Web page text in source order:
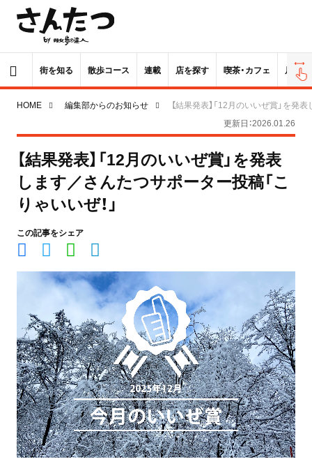
街を知る 散歩コース 連載 店を探す 喫茶・カフェ 居酒屋
HOME 編集部からのお知らせ
【結果発表】「12月のいいぜ賞」を発
更新日：2026.01.26
【結果発表】「12月のいいぜ賞」を発表
します／さんたつサポーター投稿「こ
りゃいいぜ！」
この記事をシェア